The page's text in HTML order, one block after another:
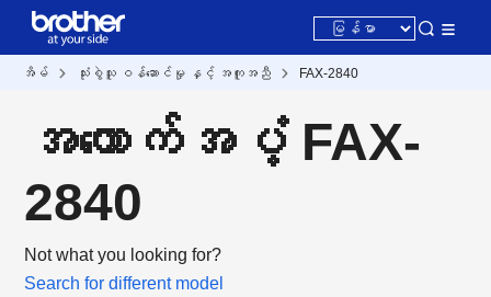
အိမ် သုံးစွဲသူ ဝန်ဆောင်မှု နှင့် အကူအညီ FAX-2840
အထောက်အပံ့ FAX-
2840
Not what you looking for?
Search for different model